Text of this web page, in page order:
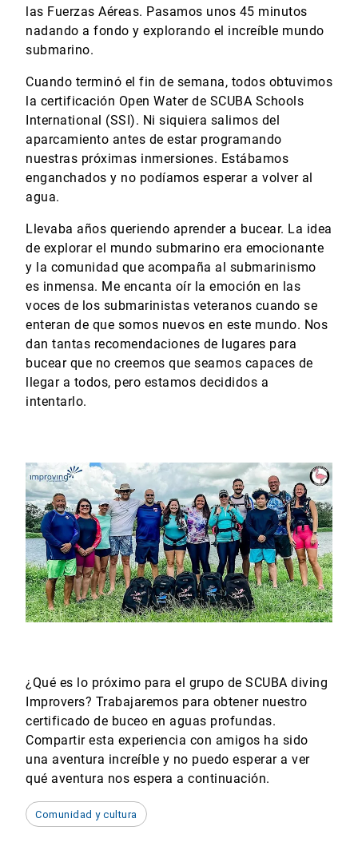
las Fuerzas Aéreas. Pasamos unos 45 minutos
nadando a fondo y explorando el increíble mundo
submarino.
Cuando terminó el fin de semana, todos obtuvimos
la certificación Open Water de SCUBA Schools
International (SSI). Ni siquiera salimos del
aparcamiento antes de estar programando
nuestras próximas inmersiones. Estábamos
enganchados y no podíamos esperar a volver al
agua.
Llevaba años queriendo aprender a bucear. La idea
de explorar el mundo submarino era emocionante
y la comunidad que acompaña al submarinismo
es inmensa. Me encanta oír la emoción en las
voces de los submarinistas veteranos cuando se
enteran de que somos nuevos en este mundo. Nos
dan tantas recomendaciones de lugares para
bucear que no creemos que seamos capaces de
llegar a todos, pero estamos decididos a
intentarlo.
¿Qué es lo próximo para el grupo de SCUBA diving
Improvers? Trabajaremos para obtener nuestro
certificado de buceo en aguas profundas.
Compartir esta experiencia con amigos ha sido
una aventura increíble y no puedo esperar a ver
qué aventura nos espera a continuación.
Comunidad y cultura